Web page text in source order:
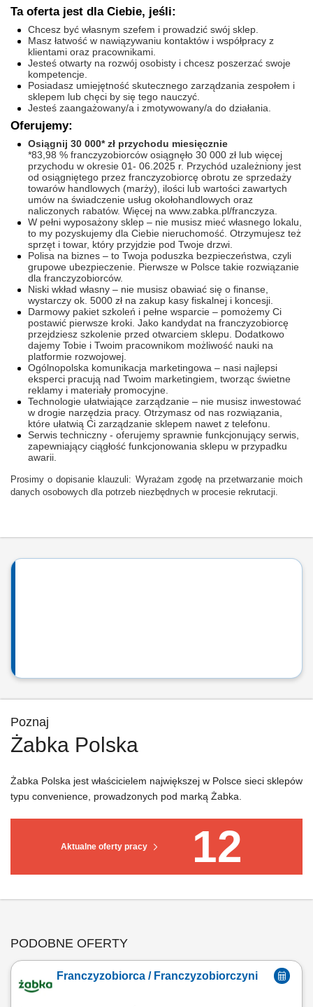
Ta oferta jest dla Ciebie, jeśli:
Chcesz być własnym szefem i prowadzić swój sklep.
Masz łatwość w nawiązywaniu kontaktów i współpracy z
klientami oraz pracownikami.
Jesteś otwarty na rozwój osobisty i chcesz poszerzać swoje
kompetencje.
Posiadasz umiejętność skutecznego zarządzania zespołem i
sklepem lub chęci by się tego nauczyć.
Jesteś zaangażowany/a i zmotywowany/a do działania.
Oferujemy:
Osiągnij 30 000* zł przychodu miesięcznie
*83,98 % franczyzobiorców osiągnęło 30 000 zł lub więcej
przychodu w okresie 01- 06.2025 r. Przychód uzależniony jest
od osiągniętego przez franczyzobiorcę obrotu ze sprzedaży
towarów handlowych (marży), ilości lub wartości zawartych
umów na świadczenie usług okołohandlowych oraz
naliczonych rabatów. Więcej na www.zabka.pl/franczyza.
W pełni wyposażony sklep – nie musisz mieć własnego lokalu,
to my pozyskujemy dla Ciebie nieruchomość. Otrzymujesz też
sprzęt i towar, który przyjdzie pod Twoje drzwi.
Polisa na biznes – to Twoja poduszka bezpieczeństwa, czyli
grupowe ubezpieczenie. Pierwsze w Polsce takie rozwiązanie
dla franczyzobiorców.
Niski wkład własny – nie musisz obawiać się o finanse,
wystarczy ok. 5000 zł na zakup kasy fiskalnej i koncesji.
Darmowy pakiet szkoleń i pełne wsparcie – pomożemy Ci
postawić pierwsze kroki. Jako kandydat na franczyzobiorcę
przejdziesz szkolenie przed otwarciem sklepu. Dodatkowo
dajemy Tobie i Twoim pracownikom możliwość nauki na
platformie rozwojowej.
Ogólnopolska komunikacja marketingowa – nasi najlepsi
eksperci pracują nad Twoim marketingiem, tworząc świetne
reklamy i materiały promocyjne.
Technologie ułatwiające zarządzanie – nie musisz inwestować
w drogie narzędzia pracy. Otrzymasz od nas rozwiązania,
które ułatwią Ci zarządzanie sklepem nawet z telefonu.
Serwis techniczny - oferujemy sprawnie funkcjonujący serwis,
zapewniający ciągłość funkcjonowania sklepu w przypadku
awarii.
Prosimy o dopisanie klauzuli: Wyrażam zgodę na przetwarzanie moich
danych osobowych dla potrzeb niezbędnych w procesie rekrutacji.
Poznaj
Żabka Polska
Aktualne oferty pracy 12
Żabka Polska jest właścicielem największej w Polsce sieci sklepów
typu convenience, prowadzonych pod marką Żabka.
PODOBNE OFERTY
Franczyzobiorca / Franczyzobiorczyni